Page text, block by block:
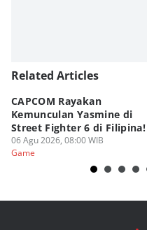
Related Articles
CAPCOM Rayakan
Kemunculan Yasmine di
Street Fighter 6 di Filipina!
06 Agu 2026, 08:00 WIB
Game